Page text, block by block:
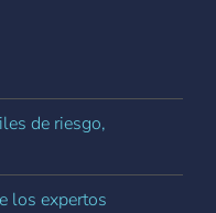
de riesgo,
los expertos